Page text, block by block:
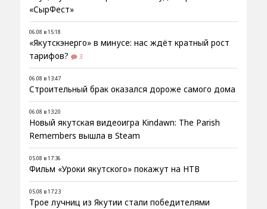
«СырФест»
06.08 в 15:18
«Якутскэнерго» в минусе: нас ждёт кратный рост
тарифов?
3
06.08 в 13:47
Строительный брак оказался дороже самого дома
06.08 в 13:20
Новый якутская видеоигра Kindawn: The Parish
Remembers вышла в Steam
05.08 в 17:36
Фильм «Уроки якутского» покажут на НТВ
05.08 в 17:23
Трое лучниц из Якутии стали победителями